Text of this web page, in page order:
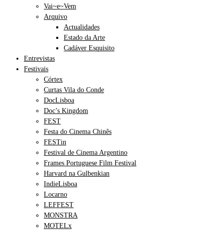
Vai~e~Vem
Arquivo
Actualidades
Estado da Arte
Cadáver Esquisito
Entrevistas
Festivais
Córtex
Curtas Vila do Conde
DocLisboa
Doc’s Kingdom
FEST
Festa do Cinema Chinês
FESTin
Festival de Cinema Argentino
Frames Portuguese Film Festival
Harvard na Gulbenkian
IndieLisboa
Locarno
LEFFEST
MONSTRA
MOTELx